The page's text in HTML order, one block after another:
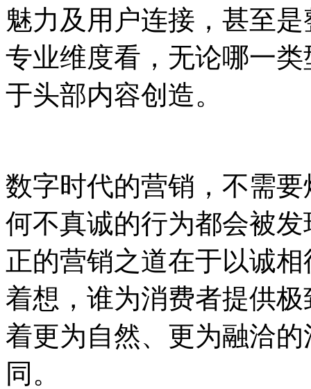
魅力及用户连接，甚至
专业维度看，无论哪一
于头部内容创造。
数字时代的营销，不需
何不真诚的行为都会被
正的营销之道在于以诚
着想，谁为消费者提供
着更为自然、更为融洽
同。